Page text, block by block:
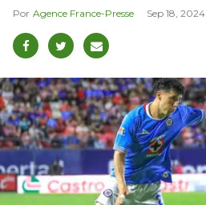
Agence France-Presse Sep 18, 2024